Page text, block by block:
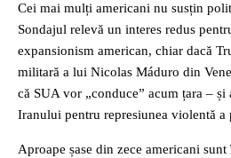
Cei mai mulți americani nu susțin
Sondajul relevă un interes redus
expansionism american, chiar dacă
militară a lui Nicolas Máduro din
că SUA vor „conduce” acum țara – și
Iranului pentru represiunea violentă a
Aproape șase din zece americani